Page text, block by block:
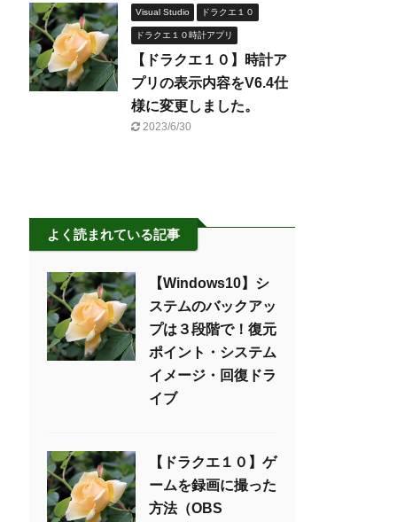
Visual Studio ドラクエ１０
ドラクエ１０時計アプリ
【ドラクエ１０】時計ア
プリの表示内容をV6.4仕
様に変更しました。
2023/6/30
よく読まれている記事
【Windows10】シ
ステムのバックアッ
プは３段階で！復元
ポイント・システム
イメージ・回復ドラ
イブ
【ドラクエ１０】ゲ
ームを録画に撮った
方法（OBS